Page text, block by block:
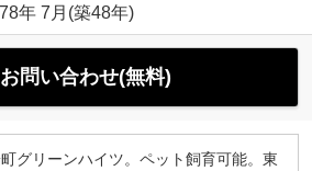
年 7月(築48年)
お問い合わせ(無料)
グリーンハイツ。ペット飼育可能。東